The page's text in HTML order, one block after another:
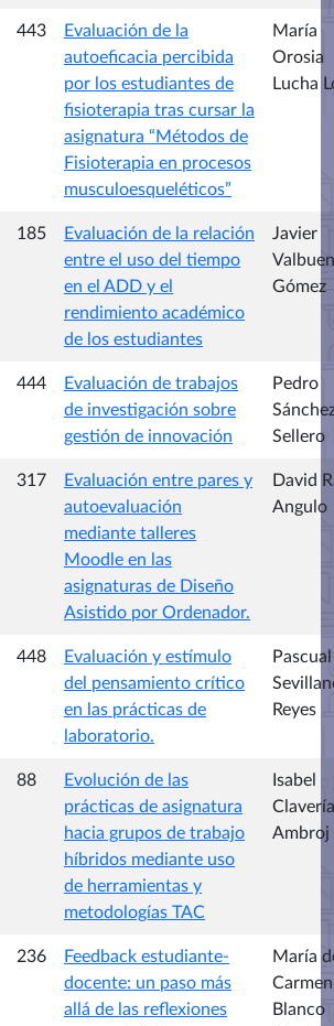
443
Evaluación de la
autoeficacia percibida
por los estudiantes de
fisioterapia tras cursar la
asignatura “Métodos de
Fisioterapia en procesos
musculoesqueléticos”
María
Orosia
Lucha
185
Evaluación de la relación
entre el uso del tiempo
en el ADD y el
rendimiento académico
de los estudiantes
Javier
Gómez
444
Evaluación de trabajos
de investigación sobre
gestión de innovación
Pedro
Sellero
317
Evaluación entre pares y
autoevaluación
mediante talleres
Moodle en las
asignaturas de Diseño
Asistido por Ordenador.
David
Angulo
448
Evaluación y estímulo
del pensamiento crítico
en las prácticas de
laboratorio.
Pascual
Reyes
88
Evolución de las
prácticas de asignatura
hacia grupos de trabajo
híbridos mediante uso
de herramientas y
metodologías TAC
Isabel
Clavería
Ambroj
236
Feedback estudiante-
docente: un paso más
allá de las reflexiones
María
Carmen
Blanco